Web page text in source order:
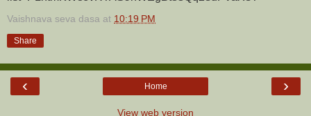
Vaishnava seva dasa at 10:19 PM
Share
‹ ›
Home
View web version